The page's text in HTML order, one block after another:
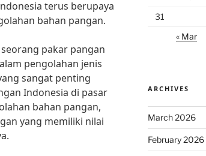
terus berupaya
bahan pangan.
pakar pangan
pengolahan jenis
sangat penting
Indonesia di pasar
bahan pangan,
yang memiliki nilai
31
« Mar
ARCHIVES
March 2026
February 2026